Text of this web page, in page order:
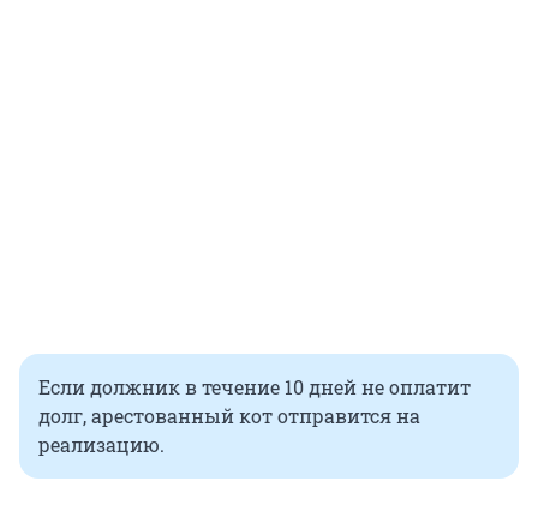
Если должник в течение 10 дней не оплатит
долг, арестованный кот отправится на
реализацию.